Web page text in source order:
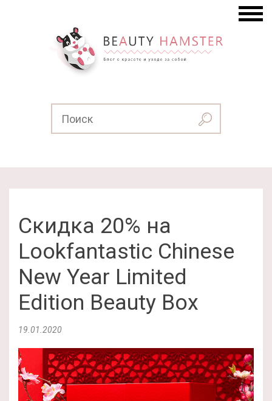
Скидка 20% на
Lookfantastic Chinese
New Year Limited
Edition Beauty Box
19.01.2020